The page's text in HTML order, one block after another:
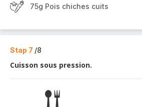
75g Pois chiches cuits
Stap 7 /8
Cuisson sous pression.